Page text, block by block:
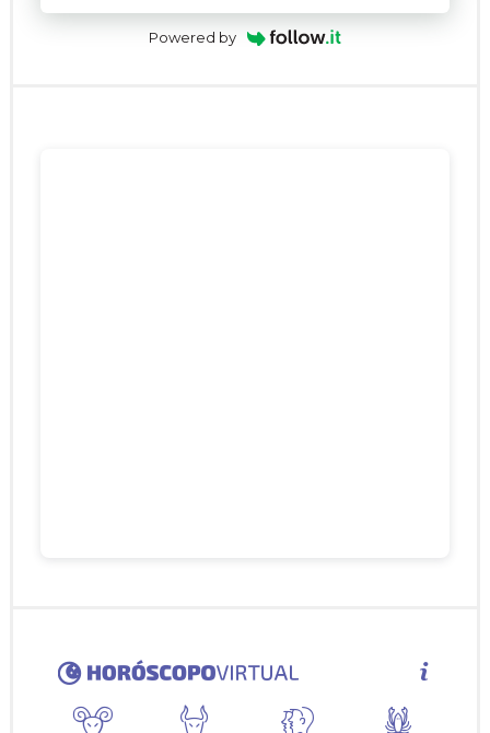
Powered by